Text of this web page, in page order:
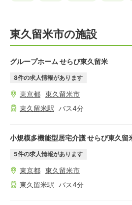
東久留米市の施設
グループホーム せらび東久留米
8件の求人情報があります
東京都 東久留米市
東久留米駅 バス4分
小規模多機能型居宅介護 せらび東久留
5件の求人情報があります
東京都 東久留米市
東久留米駅 バス4分